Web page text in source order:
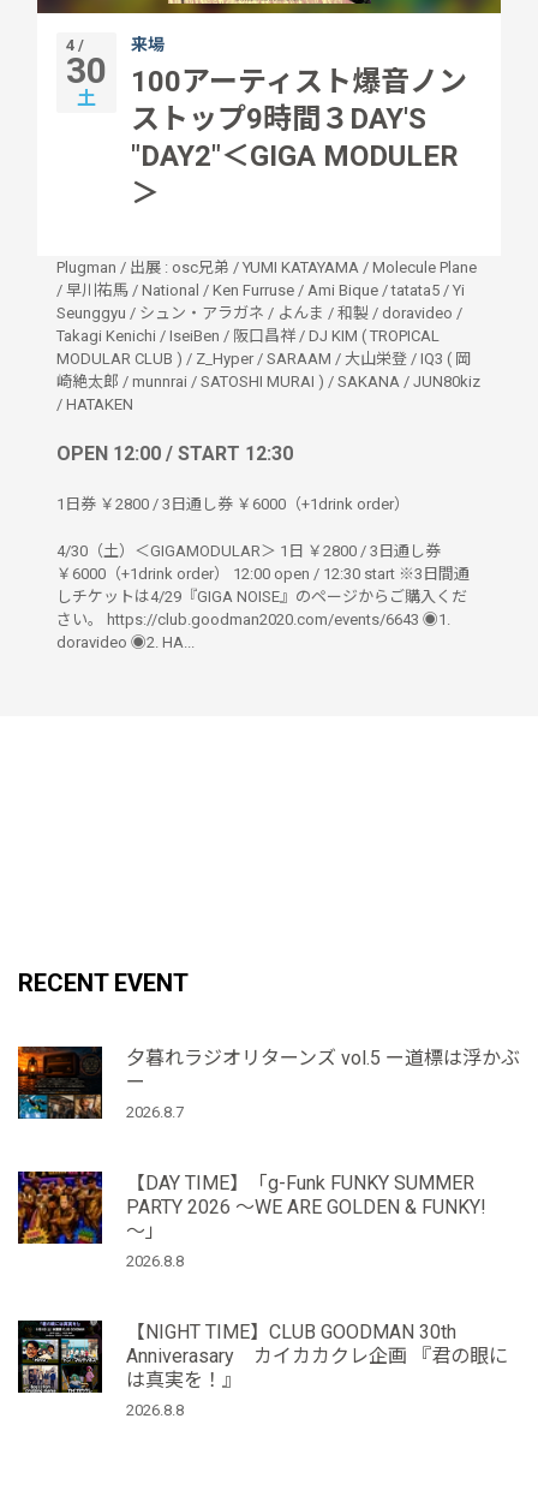
4 /
30
土
来場
100アーティスト爆音ノン
ストップ9時間３DAY'S
"DAY2"＜GIGA MODULER
＞
Plugman / 出展 : osc兄弟 / YUMI KATAYAMA / Molecule Plane
/ 早川祐馬 / National / Ken Furruse / Ami Bique /tatata5 / Yi
Seunggyu / シュン・アラガネ / よんま / 和製 / doravideo /
Takagi Kenichi / IseiBen / 阪口昌祥 / DJ KIM ( TROPICAL
MODULAR CLUB ) / Z_Hyper / SARAAM / 大山栄登 / IQ3 ( 岡
崎絶太郎 / munnrai / SATOSHI MURAI ) / SAKANA / JUN80kiz
/ HATAKEN
OPEN 12:00 / START 12:30
1日券 ￥2800 / 3日通し券 ￥6000（+1drink order）
4/30（土）＜GIGAMODULAR＞ 1日 ￥2800 / 3日通し券
￥6000（+1drink order） 12:00 open / 12:30 start ※3日間通
しチケットは4/29『GIGA NOISE』のページからご購入くだ
さい。 https://club.goodman2020.com/events/6643 ◉1.
doravideo ◉2. HA...
RECENT EVENT
夕暮れラジオリターンズ vol.5 ー道標は浮かぶ
ー
2026.8.7
【DAY TIME】「g-Funk FUNKY SUMMER
PARTY 2026 ～WE ARE GOLDEN & FUNKY!
～」
2026.8.8
【NIGHT TIME】CLUB GOODMAN 30th
Anniverasary カイカカクレ企画 『君の眼に
は真実を！』
2026.8.8